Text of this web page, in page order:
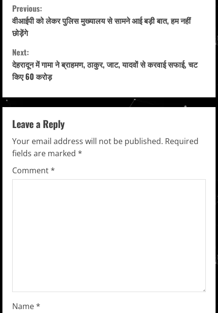
C
o
n
t
i
n
u
e
R
g
Previous:
वीआईपी को लेकर पुलिस मुख्यालय से सामने आई बड़ी बात, हम नहीं
छोड़ेंगे
Next:
देहरादून में गामा ने ब्राहमण, ठाकुर, जाट, यादवों से करवाई सफाई, चट
किए 60 करोड़
Leave a Reply
Your email address will not be published. Required
fields are marked *
Comment*
Name*